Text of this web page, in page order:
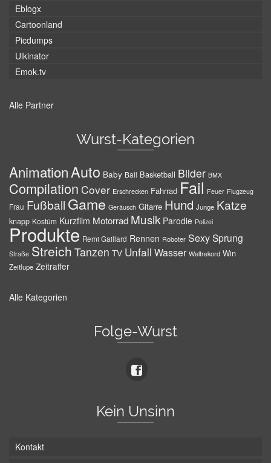
Eblogx
Cartoonland
Picdumps
Ulkinator
Emok.tv
Alle Partner
Wurst-Kategorien
AnimationAuto Baby Ball Basketball Bilder BMX
Compilation Cover Erschrecken Fahrrad Fail Feuer Flugzeug
Frau Fußball Game Geräusch Gitarre Hund Junge Katze
knapp Kostüm Kurzfilm Motorrad Musik Parodie Polizei
Produkte Remi Gaillard Rennen Roboter SexySprung
Straße Streich Tanzen TV Unfall Wasser Weltrekord Win
Zeitlupe Zeitraffer
Alle Kategorien
Folge-Wurst
Kein Unsinn
Kontakt